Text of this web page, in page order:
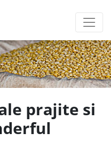
prajite si